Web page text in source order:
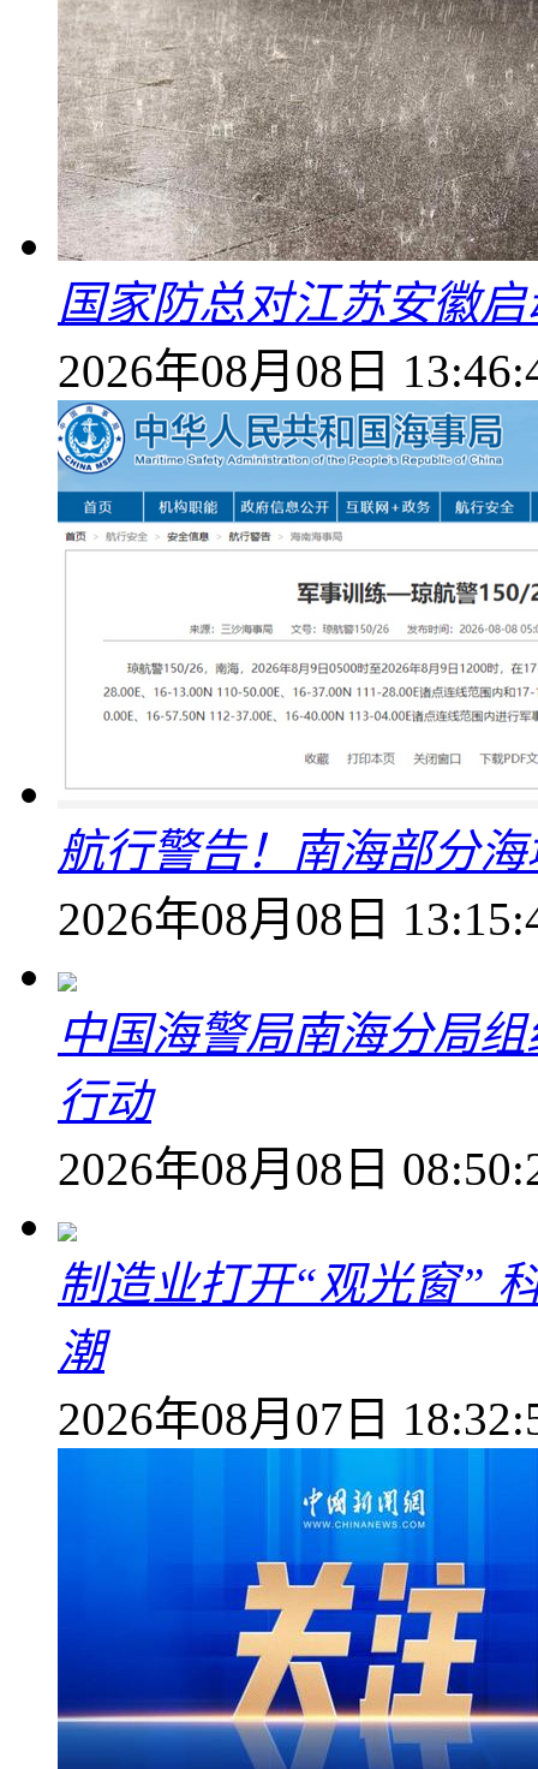
国家防总对江苏安徽
2026年08月08日
航行警告！南海部分
2026年08月08日
中国海警局南海分局
行动
2026年08月08日
制造业打开“观光窗”
潮
2026年08月07日